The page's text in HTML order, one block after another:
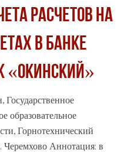
расчетов на
в банке
«Окинский»
Государственное
образовательное
Горнотехнический
Аннотация: в